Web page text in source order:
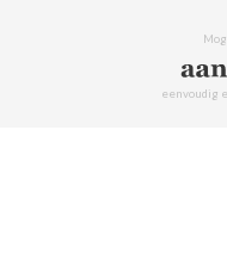
eenvoudig